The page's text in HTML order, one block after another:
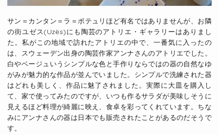
サン＝カンタン＝ラ＝ポテュリほど有名ではありませんが、お隣
の街ユゼス(Uzès)にも陶芸のアトリエ・ギャラリーはありまし
た。私がこの地域で訪れたアトリエの中で、一番気に入ったの
は、スウェーデン出身の陶芸作家アンナさんのアトリエでした。
白やベージュいうシンプルな色と手作りならではの器の自然なゆ
がみが魅力的な作品が並んでいました。シンプルで洗練された器
はどれも美しく、作品に魅了されました。実際に大皿を購入し
て、家で使ってみたのですが、いつも作るサラダが美味しそうに
見えるほど料理が綺麗に映え、食卓を彩ってくれています。ちな
みにアンナさんの器は日本でも販売されたことがあるのだそうで
す。